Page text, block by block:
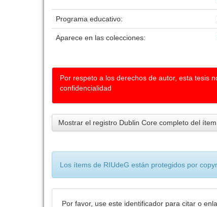
Programa educativo:
Aparece en las colecciones:
Por respeto a los derechos de autor, esta tesis
confidencialidad
Mostrar el registro Dublin Core completo del ítem
Los ítems de RIUdeG están protegidos por
Por favor, use este identificador para citar o